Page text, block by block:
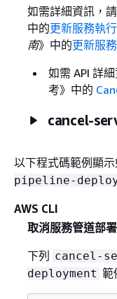
如需詳細資訊，
中的更新服務執
南》中的更新服
如需 API 詳
考》 中的
cancel-
以下程式碼範例顯
pipeline-
AWS CLI
取消服務管道部署
下列 cancel-
deployment 範